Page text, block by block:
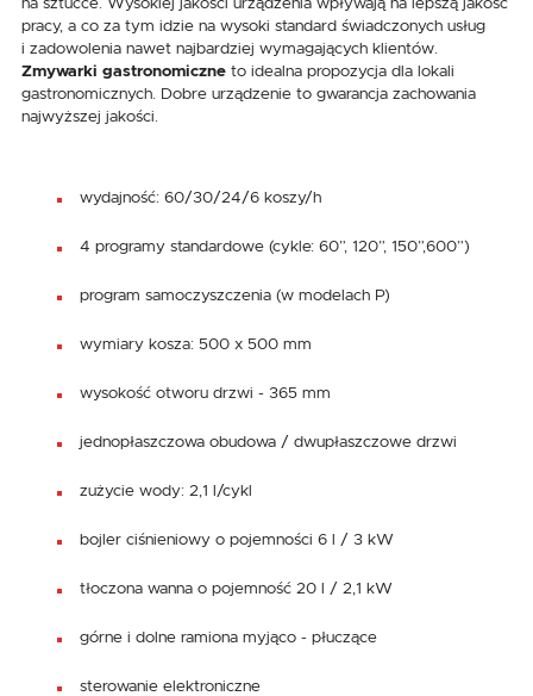
pracy, a co za tym idzie na wysoki standard świadczonych usług
i zadowolenia nawet najbardziej wymagających klientów.
Zmywarki gastronomiczne to idealna propozycja dla lokali
gastronomicznych. Dobre urządzenie to gwarancja zachowania
najwyższej jakości.
wydajność: 60/30/24/6 koszy/h
4 programy standardowe (cykle: 60”, 120”, 150”,600”)
program samoczyszczenia (w modelach P)
wymiary kosza: 500 x 500 mm
wysokość otworu drzwi - 365 mm
jednopłaszczowa obudowa / dwupłaszczowe drzwi
zużycie wody: 2,1 l/cykl
bojler ciśnieniowy o pojemności 6 l / 3 kW
tłoczona wanna o pojemność 20 l / 2,1 kW
górne i dolne ramiona myjąco - płuczące
sterowanie elektroniczne